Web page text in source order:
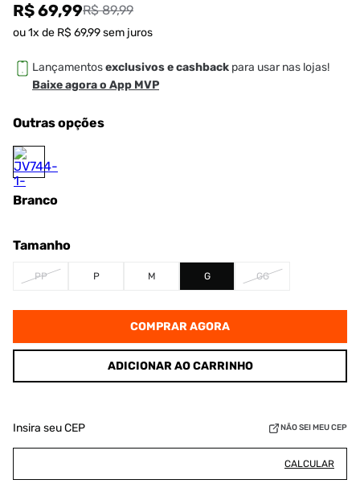
R$ 69,99R$ 89,99
ou1x de R$ 69,99sem juros
Lançamentosexclusivos e cashback para usar nas lojas!
Baixe agora o App MVP
Outras opções
Branco
Tamanho
PP P M G GG
COMPRAR AGORA
ADICIONAR AO CARRINHO
Insira seu CEP NÃO SEI MEU CEP
CALCULAR